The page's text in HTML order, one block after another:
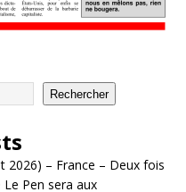
Rechercher
2026) – France – Deux fois
Pen sera aux